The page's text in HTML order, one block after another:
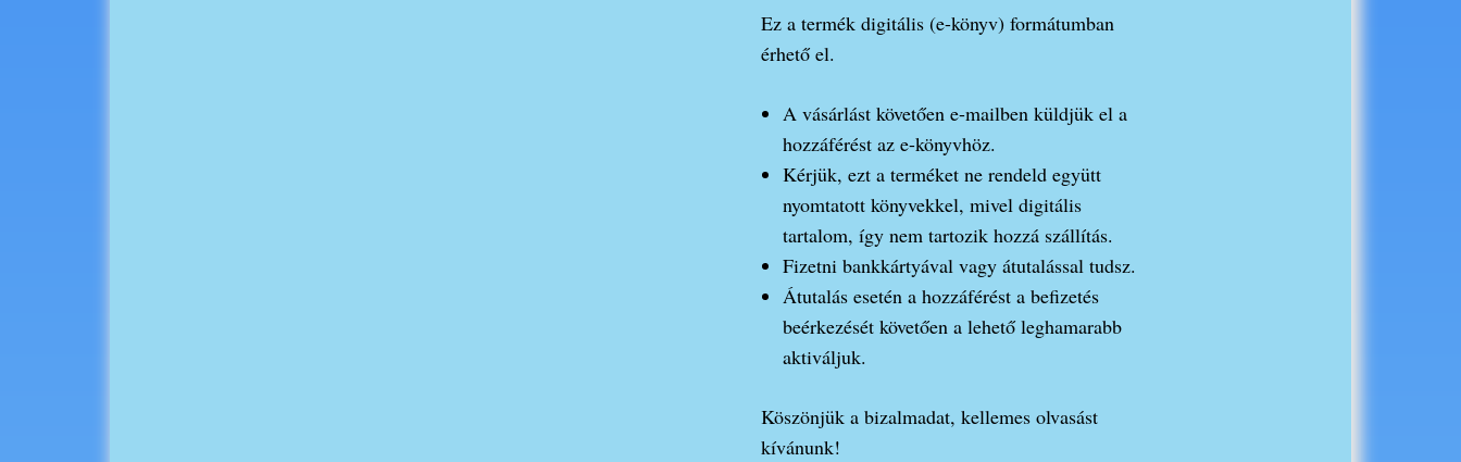
Ez a termék digitális (e-könyv) formátumban
érhető el.
A vásárlást követően e-mailben küldjük el a
hozzáférést az e-könyvhöz.
Kérjük, ezt a terméket ne rendeld együtt
nyomtatott könyvekkel, mivel digitális
tartalom, így nem tartozik hozzá szállítás.
Fizetni bankkártyával vagy átutalással tudsz.
Átutalás esetén a hozzáférést a befizetés
beérkezését követően a lehető leghamarabb
aktiváljuk.
Köszönjük a bizalmadat, kellemes olvasást
kívánunk!